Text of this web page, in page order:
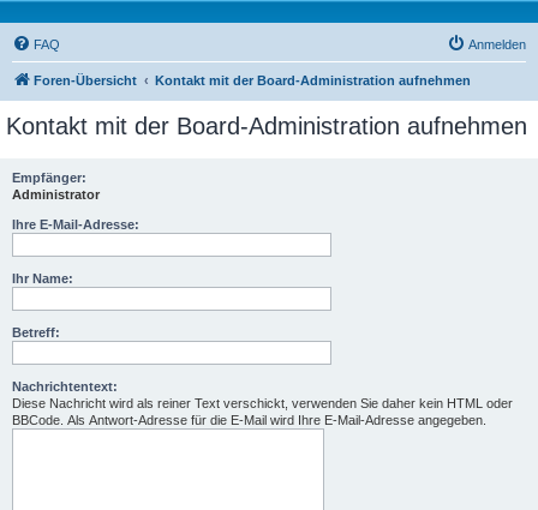
FAQ Anmelden
Foren-Übersicht Kontakt mit der Board-Administration aufnehmen
Kontakt mit der Board-Administration aufnehmen
Empfänger:
Administrator
Ihre E-Mail-Adresse:
Ihr Name:
Betreff:
Nachrichtentext:
Diese Nachricht wird als reiner Text verschickt, verwenden Sie daher kein HTML oder
BBCode. Als Antwort-Adresse für die E-Mail wird Ihre E-Mail-Adresse angegeben.